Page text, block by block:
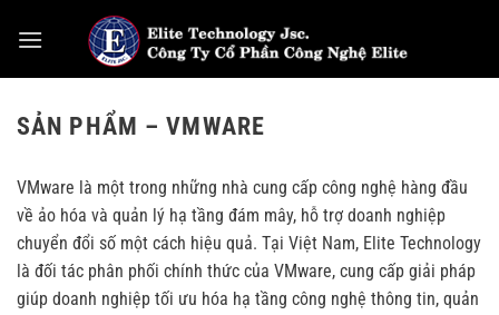
qua
SẢN PHẨM – VMWARE
VMware là một trong những nhà cung cấp công nghệ hàng đầu
về ảo hóa và quản lý hạ tầng đám mây, hỗ trợ doanh nghiệp
chuyển đổi số một cách hiệu quả. Tại Việt Nam, Elite Technology
là đối tác phân phối chính thức của VMware, cung cấp giải pháp
giúp doanh nghiệp tối ưu hóa hạ tầng công nghệ thông tin, quản